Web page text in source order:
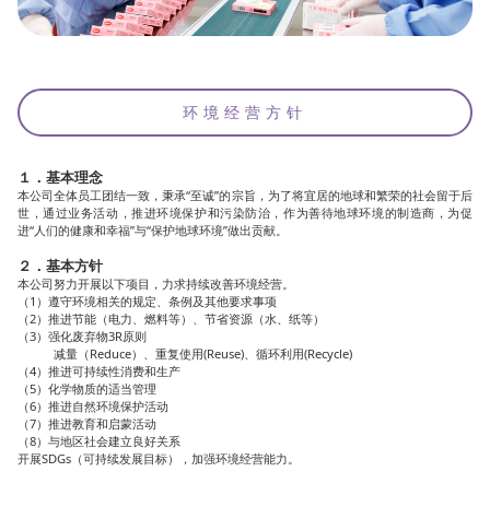
环境经营方针
１．基本理念
本公司全体员工团结一致，秉承“至诚”的宗旨，为了将宜居的地球和繁荣的社会留于后
世，通过业务活动，推进环境保护和污染防治，作为善待地球环境的制造商，为促
进“人们的健康和幸福”与“保护地球环境”做出贡献。
２．基本方针
本公司努力开展以下项目，力求持续改善环境经营。
（1）遵守环境相关的规定、条例及其他要求事项
（2）推进节能（电力、燃料等）、节省资源（水、纸等）
（3）强化废弃物3R原则
减量（Reduce）、重复使用(Reuse)、循环利用(Recycle)
（4）推进可持续性消费和生产
（5）化学物质的适当管理
（6）推进自然环境保护活动
（7）推进教育和启蒙活动
（8）与地区社会建立良好关系
开展SDGs（可持续发展目标），加强环境经营能力。